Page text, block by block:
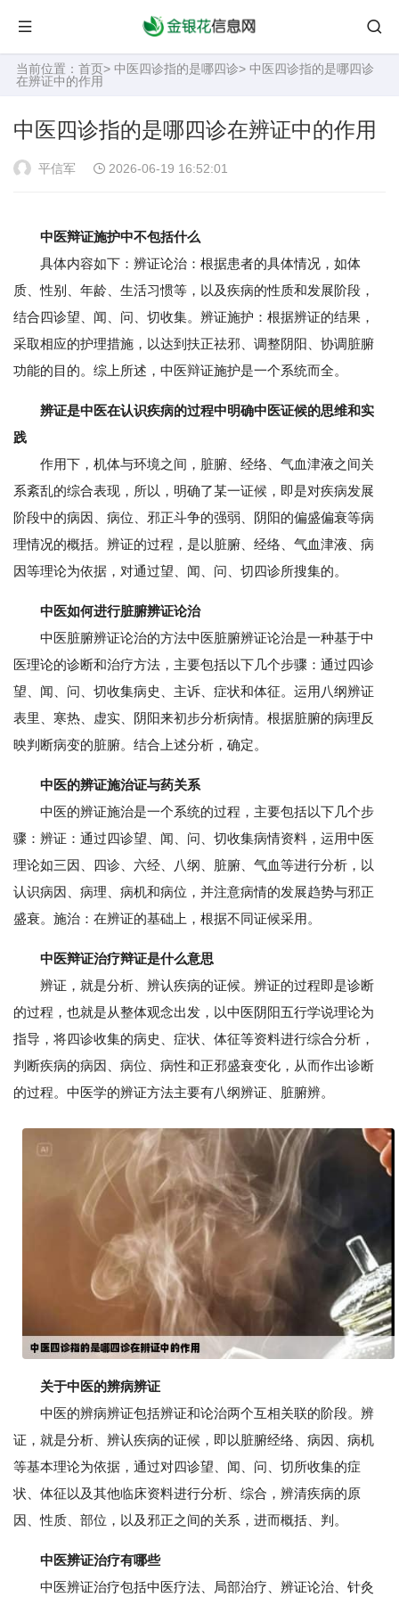
当前位置： 首页> 中医四诊指的是哪四诊> 中医四诊指的是哪四诊
在辨证中的作用
中医四诊指的是哪四诊在辨证中的作用
平信军 2026-06-19 16:52:01
中医辩证施护中不包括什么
具体内容如下：辨证论治：根据患者的具体情况，如体
质、性别、年龄、生活习惯等，以及疾病的性质和发展阶段，
结合四诊望、闻、问、切收集。辨证施护：根据辨证的结果，
采取相应的护理措施，以达到扶正祛邪、调整阴阳、协调脏腑
功能的目的。综上所述，中医辩证施护是一个系统而全。
辨证是中医在认识疾病的过程中明确中医证候的思维和实
践
作用下，机体与环境之间，脏腑、经络、气血津液之间关
系紊乱的综合表现，所以，明确了某一证候，即是对疾病发展
阶段中的病因、病位、邪正斗争的强弱、阴阳的偏盛偏衰等病
理情况的概括。辨证的过程，是以脏腑、经络、气血津液、病
因等理论为依据，对通过望、闻、问、切四诊所搜集的。
中医如何进行脏腑辨证论治
中医脏腑辨证论治的方法中医脏腑辨证论治是一种基于中
医理论的诊断和治疗方法，主要包括以下几个步骤：通过四诊
望、闻、问、切收集病史、主诉、症状和体征。运用八纲辨证
表里、寒热、虚实、阴阳来初步分析病情。根据脏腑的病理反
映判断病变的脏腑。结合上述分析，确定。
中医的辨证施治证与药关系
中医的辨证施治是一个系统的过程，主要包括以下几个步
骤：辨证：通过四诊望、闻、问、切收集病情资料，运用中医
理论如三因、四诊、六经、八纲、脏腑、气血等进行分析，以
认识病因、病理、病机和病位，并注意病情的发展趋势与邪正
盛衰。施治：在辨证的基础上，根据不同证候采用。
中医辩证治疗辩证是什么意思
辨证，就是分析、辨认疾病的证候。辨证的过程即是诊断
的过程，也就是从整体观念出发，以中医阴阳五行学说理论为
指导，将四诊收集的病史、症状、体征等资料进行综合分析，
判断疾病的病因、病位、病性和正邪盛衰变化，从而作出诊断
的过程。中医学的辨证方法主要有八纲辨证、脏腑辨。
关于中医的辨病辨证
中医的辨病辨证包括辨证和论治两个互相关联的阶段。辨
证，就是分析、辨认疾病的证候，即以脏腑经络、病因、病机
等基本理论为依据，通过对四诊望、闻、问、切所收集的症
状、体征以及其他临床资料进行分析、综合，辨清疾病的原
因、性质、部位，以及邪正之间的关系，进而概括、判。
中医辨证治疗有哪些
中医辨证治疗包括中医疗法、局部治疗、辨证论治、针灸